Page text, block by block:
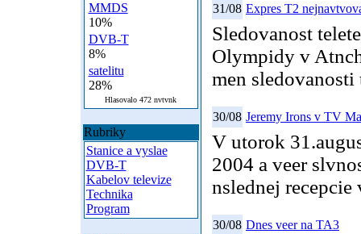
MMDS
10%
DVB-T
8%
satelitu
28%
Hlasovalo 472 nvtvnk
Rubriky
Stanice a vyslae
DVB-T
Kabelov televize
Technika
Program
31/08 Expres T2
Sledovanost
Olympidy v
men
30/08 Jeremy Irons v TV
V utorok
2004 a veer
nslednej
30/08 Dnes veer na TA3